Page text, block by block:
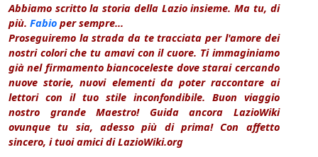
Abbiamo scritto la storia della Lazio insieme. Ma tu, di
più. Fabio per sempre...
Proseguiremo la strada da te tracciata per l'amore dei
nostri colori che tu amavi con il cuore. Ti immaginiamo
già nel firmamento biancoceleste dove starai cercando
nuove storie, nuovi elementi da poter raccontare ai
lettori con il tuo stile inconfondibile. Buon viaggio
nostro grande Maestro! Guida ancora LazioWiki
ovunque tu sia, adesso più di prima! Con affetto
sincero, i tuoi amici di LazioWiki.org